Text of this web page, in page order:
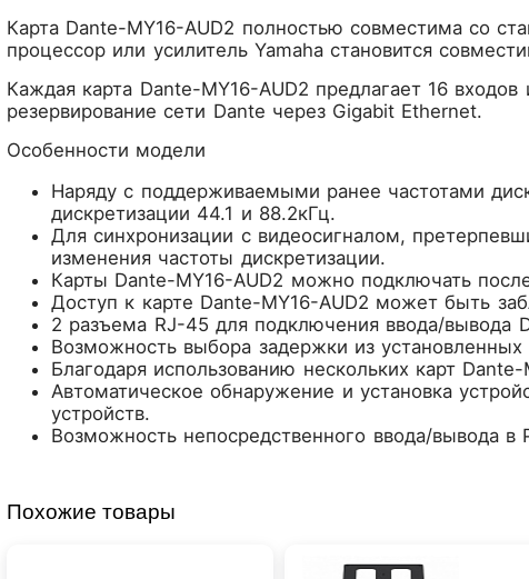
Карта Dante-MY16-AUD2 полностью совместима со
процессор или усилитель Yamaha становится
Каждая карта Dante-MY16-AUD2 предлагает 16
резервирование сети Dante через Gigabit Ethernet.
Особенности модели
Наряду с поддерживаемыми ранее частотами
дискретизации 44.1 и 88.2кГц.
Для синхронизации с видеосигналом,
изменения частоты дискретизации.
Карты Dante-MY16-AUD2 можно подключать
Доступ к карте Dante-MY16-AUD2 может быть
2 разъема RJ-45 для подключения ввода/вывода
Возможность выбора задержки из
Благодаря использованию нескольких карт
Автоматическое обнаружение и установка
устройств.
Возможность непосредственного ввода/вывода
Похожие товары